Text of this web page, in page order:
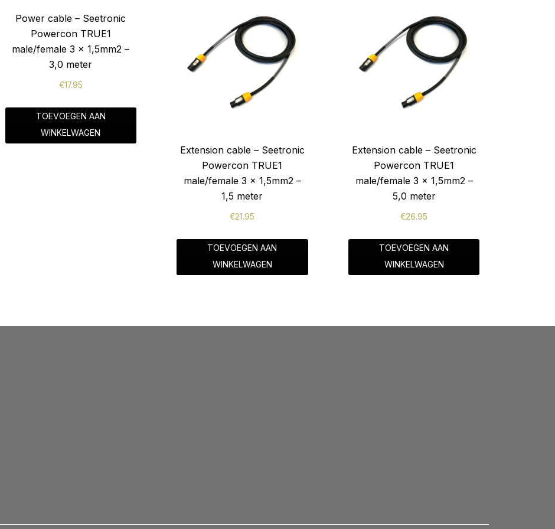
Power cable – Seetronic
Powercon TRUE1
male/female 3 x 1,5mm2 –
3,0 meter
€17.95
TOEVOEGEN AAN
WINKELWAGEN
Extension cable – Seetronic
Powercon TRUE1
male/female 3 x 1,5mm2 –
1,5 meter
€21.95
TOEVOEGEN AAN
WINKELWAGEN
Extension cable – Seetronic
Powercon TRUE1
male/female 3 x 1,5mm2 –
5,0 meter
€26.95
TOEVOEGEN AAN
WINKELWAGEN